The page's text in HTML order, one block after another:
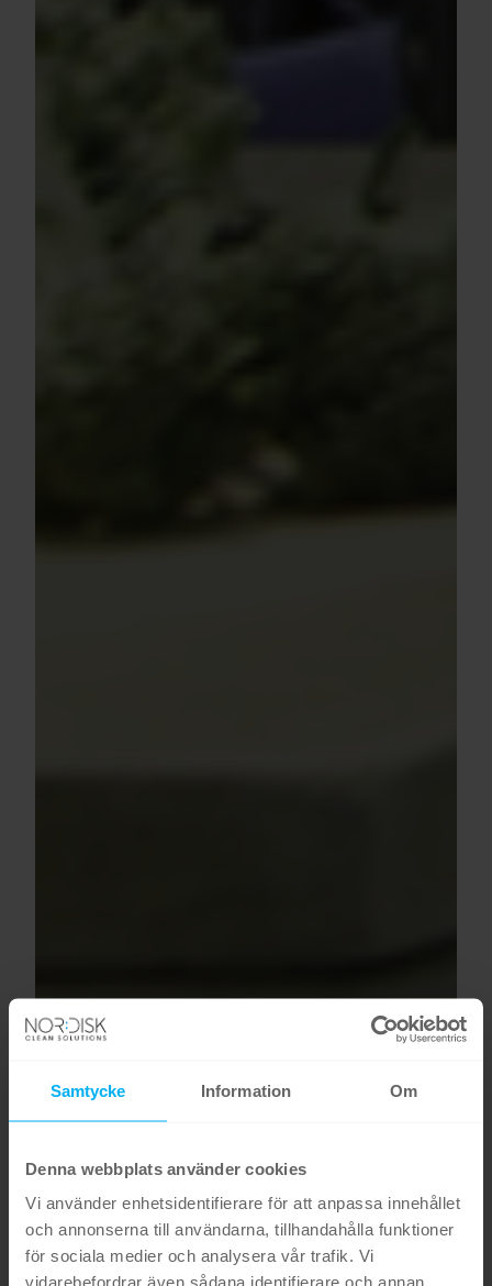
Samtycke Information Om
Denna webbplats använder cookies
Vi använder enhetsidentifierare för att anpassa innehållet
och annonserna till användarna, tillhandahålla funktioner
för sociala medier och analysera vår trafik. Vi
vidarebefordrar även sådana identifierare och annan